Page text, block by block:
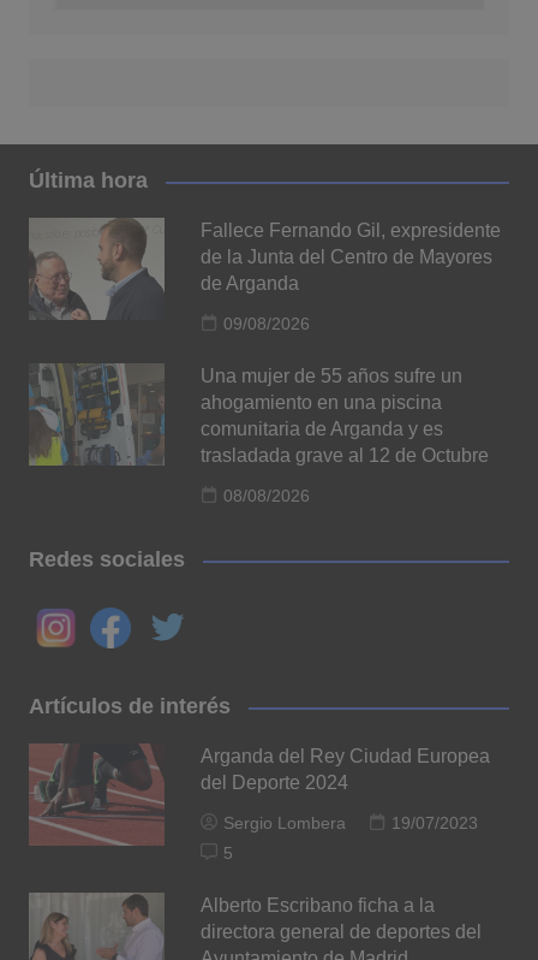
Última hora
Fallece Fernando Gil, expresidente
de la Junta del Centro de Mayores
de Arganda
09/08/2026
Una mujer de 55 años sufre un
ahogamiento en una piscina
comunitaria de Arganda y es
trasladada grave al 12 de Octubre
08/08/2026
Redes sociales
Artículos de interés
Arganda del Rey Ciudad Europea
del Deporte 2024
Sergio Lombera
19/07/2023
5
Alberto Escribano ficha a la
directora general de deportes del